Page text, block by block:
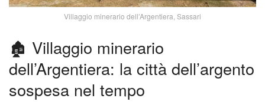
Villaggio minerario dell’Argentiera, Sassari
🏚️ Villaggio minerario
dell’Argentiera: la città dell’argento
sospesa nel tempo